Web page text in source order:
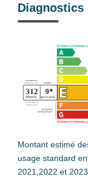
Diagnostics
Montant estimé
usage standard
2021,2022 et